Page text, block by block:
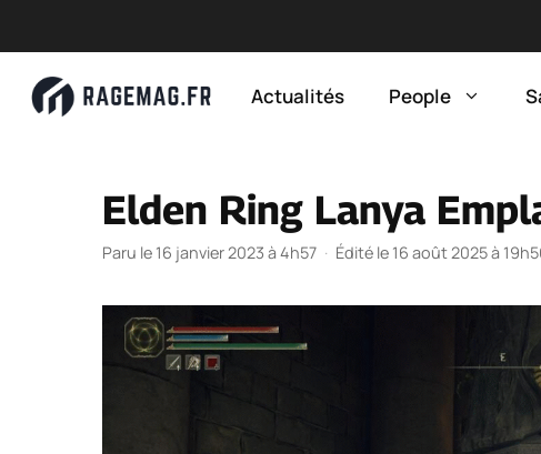
Actualités People
Elden Ring Lanya
Paru le 16 janvier 2023 à 4h57 · Édité le 16 août 2025 à